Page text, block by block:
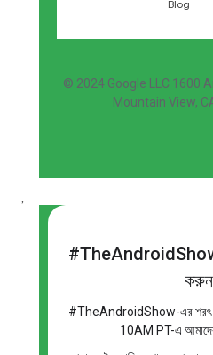
© 2024 Google LLC 1600
Mountain View,
,
করুন
#TheAndroidShow-এর শরৎ
10AM PT-এ আমাদের